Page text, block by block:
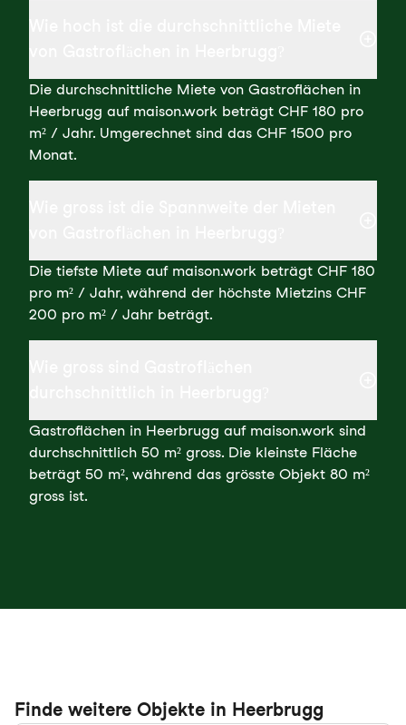
Die durchschnittliche Miete von Gastroflächen in
Heerbrugg auf maison.work beträgt CHF 180 pro
m² / Jahr. Umgerechnet sind das CHF 1500 pro
Monat.
Die tiefste Miete auf maison.work beträgt CHF 180
pro m² / Jahr, während der höchste Mietzins CHF
200 pro m² / Jahr beträgt.
Gastroflächen in Heerbrugg auf maison.work sind
durchschnittlich 50 m² gross. Die kleinste Fläche
beträgt 50 m², während das grösste Objekt 80 m²
gross ist.
Finde weitere Objekte in Heerbrugg